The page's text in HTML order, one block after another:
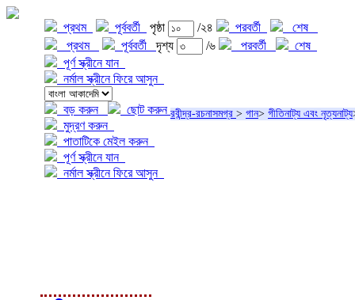
প্রথম পূর্ববর্তী পৃষ্ঠা /২৪ পরবর্তী
শেষ
প্রথম
পূর্ববর্তী দৃশ্য /৬ পরবর্তী
শেষ
পূর্ণ স্ক্রীনে যান
নর্মাল স্ক্রীনে ফিরে আসুন
বড় করুন
ছোট করুন
মুদ্রণ করুন
পাতাটিকে মেইল করুন
পূর্ণ স্ক্রীনে যান
নর্মাল স্ক্রীনে ফিরে আসুন
রবীন্দ্র-রচনাসমগ্র > গান> গীতিনাট্য এবং নৃত্যনাট্য